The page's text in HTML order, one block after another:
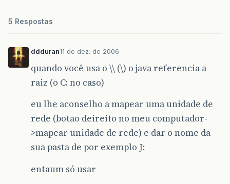
5 Respostas
ddduran11 de dez. de 2006
quando você usa o \\ (\) o java referencia a
raiz (o C: no caso)
eu lhe aconselho a mapear uma unidade de
rede (botao deireito no meu computador-
>mapear unidade de rede) e dar o nome da
sua pasta de por exemplo J:
entaum só usar